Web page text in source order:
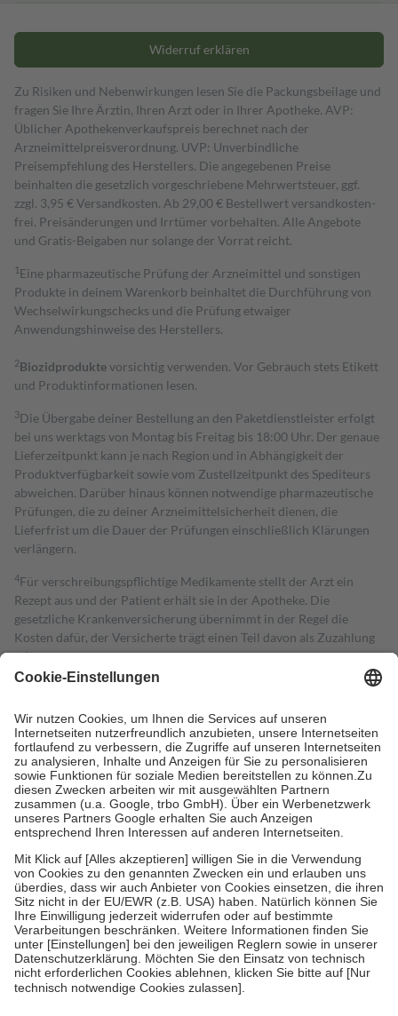
Widerruf erklären
Zu Risiken und Nebenwirkungen lesen Sie die Packungsbeilage und
fragen Sie Ihre Ärztin, Ihren Arzt oder in Ihrer Apotheke. AVP:
Üblicher Apothekenverkaufspreis berechnet nach der
Arzneimittelpreisverordnung. UVP: Unverbindliche
Preisempfehlung des Herstellers. Die angegebenen Preise
beinhalten die gesetzlich vorgeschriebene Mehrwertsteuer, ggf.
zzgl. 3,95 € Versandkosten. Ab 29,00 € Bestell­wert versand­kosten­
frei. Preisänderungen und Irrtümer vorbehalten. Alle Angebote
und Gratis-Beigaben nur solange der Vorrat reicht.
1 Eine pharmazeutische Prüfung der Arzneimittel und sonstigen
Produkte in deinem Warenkorb beinhaltet die Durchführung von
Wechselwirkungschecks und die Prüfung etwaiger
Anwendungshinweise des Herstellers.
2Biozidproduktevorsichtig verwenden. Vor Gebrauch stets Etikett
und Produktinformationen lesen.
3Die Übergabe deiner Bestellung an den Paketdienstleister erfolgt
bei uns werktags von Montag bis Freitag bis 18:00 Uhr. Der genaue
Lieferzeitpunkt kann je nach Region und in Abhängigkeit der
Produktverfügbarkeit sowie vom Zustellzeitpunkt des Spediteurs
abweichen. Darüber hinaus können notwendige pharmazeutische
Prüfungen, die zu deiner Arzneimittelsicherheit dienen, die
Lieferfrist um die Dauer der Prüfungen einschließlich Klärungen
verlängern.
4Für verschreibungspflichtige Medikamente stellt der Arzt ein
Rezept aus und der Patient erhält sie in der Apotheke. Die
gesetzliche Krankenversicherung übernimmt in der Regel die
Kosten dafür, der Versicherte trägt einen Teil davon als Zuzahlung
mit.
Grundsätzlich leisten Mitglieder Zuzahlungen in Höhe von zehn
höchstens zehn Euro.
Es sind jedoch nie mehr als die tatsächlichen
Kosten der Leistung zu entrichten.
Diese Regeln gelten grundsätzlich auch für Online-Apotheken.
Bei Heilmitteln und häuslicher Krankenpflege beträgt die
Zuzahlung zehn Prozent der Kosten sowie zehn Euro je
Verordnung.
Um das Engagement der Versicherten für ihre eigene Gesundheit zu
stärken und die besondere Stellung der Familie zu unterstützen,
fallenkeine Zuzahlungenan bei:
• Kindern und Jugendlichen bis zum vollendeten 18. Lebensjahr
mit Ausnahme der Fahrkosten
• Untersuchungen zur Vorsorge und Früherkennung, die von der
GKV getragen werden
• empfohlenen Schutzimpfungen
• Harn- und Blutteststreifen